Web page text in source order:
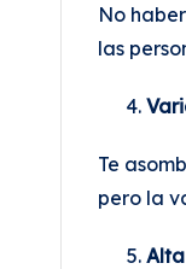
No
las
Te
pero la